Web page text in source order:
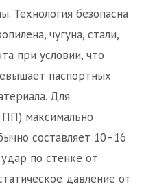
Технология безопасна
чугуна, стали,
при условии, что
паспортных
Для
максимально
составляет 10–16
по стенке от
давление от